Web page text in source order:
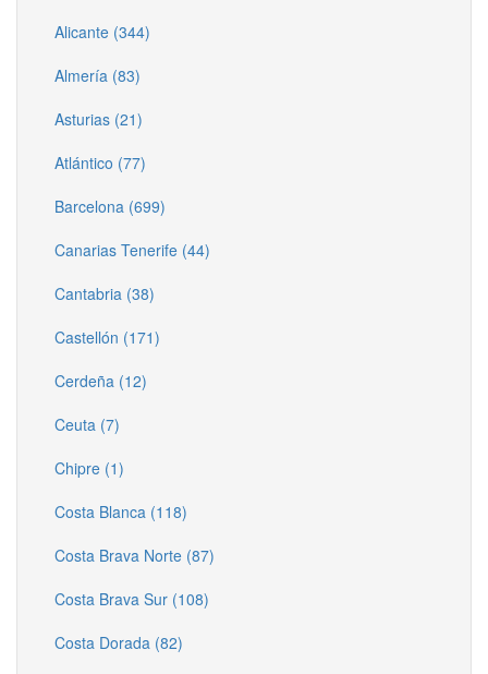
Alicante (344)
Almería (83)
Asturias (21)
Atlántico (77)
Barcelona (699)
Canarias Tenerife (44)
Cantabria (38)
Castellón (171)
Cerdeña (12)
Ceuta (7)
Chipre (1)
Costa Blanca (118)
Costa Brava Norte (87)
Costa Brava Sur (108)
Costa Dorada (82)